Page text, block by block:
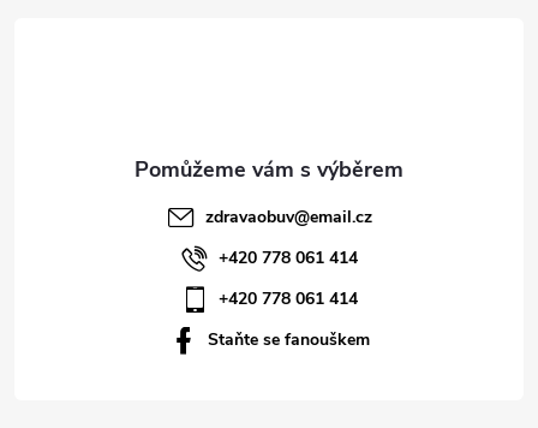
zdravaobuv@email.cz
+420 778 061 414
+420 778 061 414
Staňte se fanouškem